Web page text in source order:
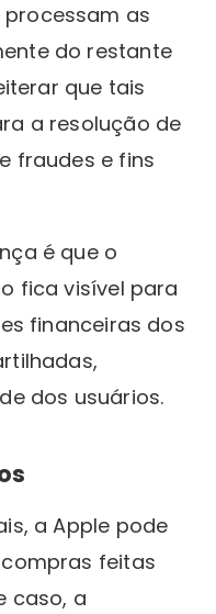
as
do restante
que tais
a resolução de
fraudes e fins
é que o
fica visível para
financeiras dos
dos usuários.
a Apple pode
feitas
caso, a